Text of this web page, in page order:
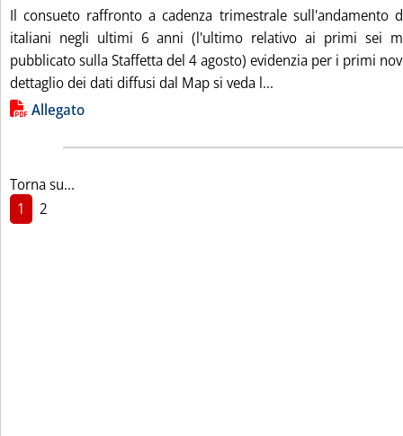
Il consueto raffronto a cadenza trimestrale sull'andamento
italiani negli ultimi 6 anni (l'ultimo relativo ai primi sei
pubblicato sulla Staffetta del 4 agosto) evidenzia per i primi
dettaglio dei dati diffusi dal Map si veda l...
Lista allegati PDF alla notizia
Allegato
Torna su...
1
2